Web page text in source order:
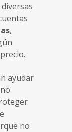
,
ayudar
no